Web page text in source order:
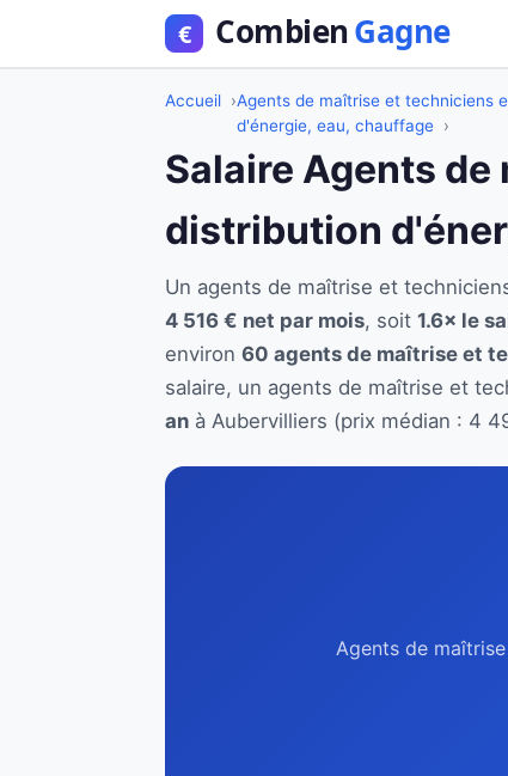
Accueil
Agents de maîtrise et techniciens
d'énergie, eau, chauffage
Salaire Agents
distribution
Un agents de maîtrise et
4 516 € net par mois, soit 1.6× le
environ 60 agents de maîtrise et
salaire, un agents de maîtrise et
an à Aubervilliers (prix médian : 4
Agents de